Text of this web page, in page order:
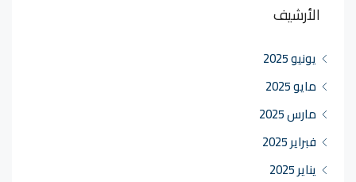
الأرشيف
يونيو 2025
مايو 2025
مارس 2025
فبراير 2025
يناير 2025